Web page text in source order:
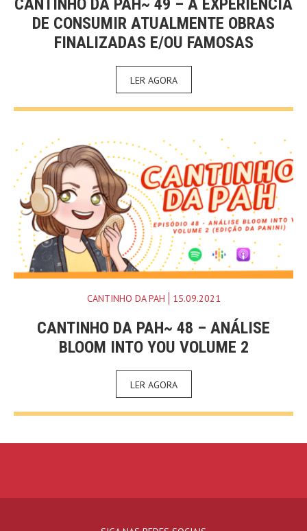
CANTINHO DA PAH~ 49 – A EXPERIÊNCIA
DE CONSUMIR ATUALMENTE OBRAS
FINALIZADAS E/OU FAMOSAS
LER AGORA
CANTINHO DA PAH 15.09.2021
CANTINHO DA PAH~ 48 – ANÁLISE
BLOOM INTO YOU VOLUME 2
LER AGORA